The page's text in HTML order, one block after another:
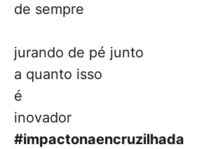
de sempre
jurando de pé junto
a quanto isso
é
inovador
#impactonaencruzilhada